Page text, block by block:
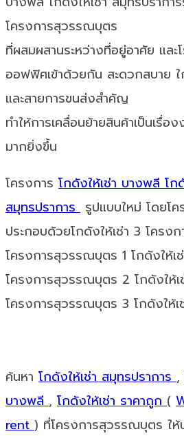
โครงการสุวรรณบุตร
ที่ผสมผสานระหว่างที่อยู่อาศัย และ
ออฟฟิศเข้าด้วยกัน สะดวกสบาย
และสายการขนส่งสำคัญ
ทำให้การเคลื่อนย้ายสินค้าเป็นเรื่อ
มากยิ่งขึ้น
โครงการ โกดังให้เช่า บางพลีโก
สมุทรปราการ รูปแบบใหม่ โดยโ
ประกอบด้วยโกดังให้เช่า 3 โครง
โครงการสุวรรณบุตร 1 โกดังให้เ
โครงการสุวรรณบุตร 2 โกดังให้
โครงการสุวรรณบุตร 3 โกดังให้เ
ค้นหา โกดังให้เช่า สมุทรปราการ,
บางพลี, โกดังให้เช่า ราคาถูก(
rent) ที่โครงการสุวรรณบุตร ใ